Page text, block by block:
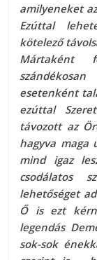
amilyeneket
Ezúttal
kötelező
Mártaként
esetenként
ezúttal
távozott az
hagyva maga
mind igaz
csodálatos
lehetőséget
Ő is ezt
legendás
sok-sok